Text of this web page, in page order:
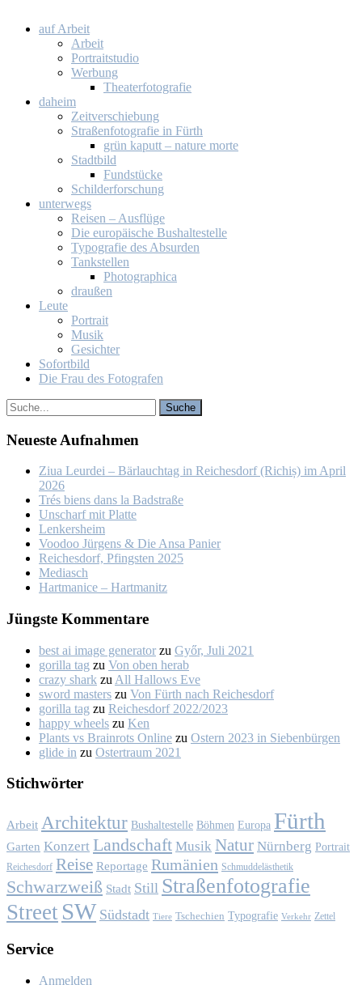
auf Ar­beit
Ar­beit
Por­trait­stu­dio
Wer­bung
Thea­ter­fo­to­gra­fie
da­heim
Zeit­ver­schie­bung
Stra­ßen­fo­to­gra­fie in Fürth
grün ka­putt – na­tu­re mor­te
Stadt­bild
Fund­stü­cke
Schil­der­for­schung
un­ter­wegs
Rei­sen – Aus­flü­ge
Die eu­ro­päi­sche Bus­hal­te­stel­le
Ty­po­gra­fie des Ab­sur­den
Tank­stel­len
Pho­to­gra­phi­ca
drau­ßen
Leu­te
Por­trait
Mu­sik
Ge­sich­ter
So­fort­bild
Die Frau des Fo­to­gra­fen
Neu­es­te Auf­nah­men
Ziua Leur­dei – Bär­lauch­tag in Rei­ches­dorf (Ri­chiș) im April
2026
Trés biens dans la Bad­stra­ße
Un­scharf mit Plat­te
Len­kers­heim
Voo­doo Jür­gens & Die An­sa Pa­nier
Rei­ches­dorf, Pfings­ten 2025
Me­dia­sch
Hart­ma­nice – Hart­ma­nitz
Jüngs­te Kom­men­ta­re
best ai image generator zu Győr, Ju­li 2021
gorilla tag zu Von oben her­ab
crazy shark zu All Hal­lows Eve
sword masters zu Von Fürth nach Rei­ches­dorf
gorilla tag zu Rei­ches­dorf 2022/2023
happy wheels zu Ken
Plants vs Brainrots Online zu Os­tern 2023 in Sie­ben­bür­gen
glide in zu Os­ter­traum 2021
Stich­wör­ter
Arbeit Architektur Bushaltestelle Böhmen Europa Fürth
Garten Konzert Landschaft Musik Natur Nürnberg Portrait
Reichesdorf Reise Reportage Rumänien Schmuddelästhetik
Schwarzweiß Stadt Still Straßenfotografie
Street SW Südstadt Tiere Tschechien Typografie Verkehr Zettel
Ser­vice
Anmelden